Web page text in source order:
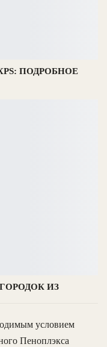
ПОДРОБНОЕ
ИЗ
условием
Пеноплэкса